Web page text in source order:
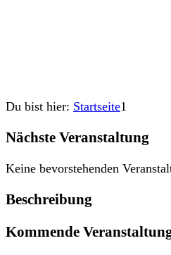
Du bist hier: Startseite1
Nächste Veranstaltung
Keine bevorstehenden
Beschreibung
Kommende